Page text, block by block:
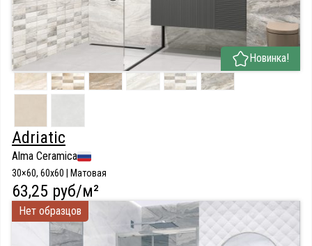
Новинка!
Adriatic
Alma Ceramica
30×60, 60x60 | Матовая
63,25 руб/м²
Нет образцов